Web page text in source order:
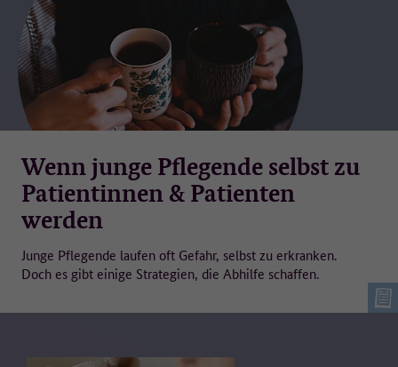
Wenn junge Pflegende selbst zu
Patientinnen & Patienten
werden
Junge Pflegende laufen oft Gefahr, selbst zu erkranken.
Doch es gibt einige Strategien, die Abhilfe schaffen.